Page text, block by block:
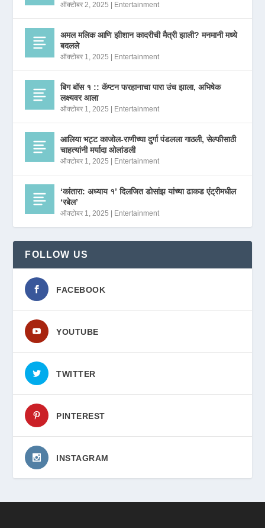
ऑक्टोबर 2, 2025 Entertainment
अमल मलिक आणि झीशान कादरीची मैत्री झाली? मनमानी मध्ये
बदलले
ऑक्टोबर 1, 2025 Entertainment
बिग बॉस १ :: कॅप्टन फरहानाचा पारा उंच झाला, अभिषेक
लक्ष्यवर आला
ऑक्टोबर 1, 2025 Entertainment
आलिया भट्ट काजोल-राणीच्या दुर्गा पंडलला गाठली, सेल्फीसाठी
चाहत्यांनी मर्यादा ओलांडली
ऑक्टोबर 1, 2025 Entertainment
‘कांतारा: अध्याय १’ दिलजित डोसांझ यांच्या ढाकड एंट्रीमधील
‘रबेल’
ऑक्टोबर 1, 2025 Entertainment
FOLLOW US
FACEBOOK
YOUTUBE
TWITTER
PINTEREST
INSTAGRAM